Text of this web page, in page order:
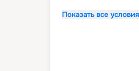
Показать все условия